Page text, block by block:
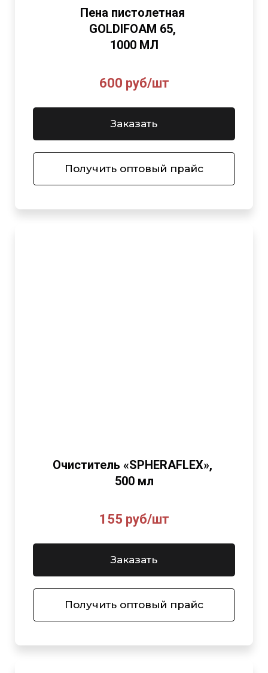
Пена пистолетная
GOLDIFOAM 65,
1000 МЛ
600 руб/шт
Заказать
Получить оптовый прайс
Очиститель «SPHERAFLEX»,
500 мл
155 руб/шт
Заказать
Получить оптовый прайс